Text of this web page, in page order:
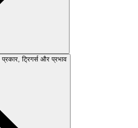
ट्रिगर्स और प्रभाव